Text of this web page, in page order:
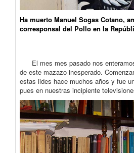
Ha muerto Manuel Sogas Cotano,
corresponsal del Pollo en la
El mes mes pasado nos
de este mazazo inesperado.
estas lides hace muchos años y fue
pues en nuestras incipiente